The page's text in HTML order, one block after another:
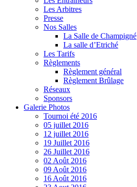
Les Arbitres
Presse
Nos Salles
La Salle de Champigné
La salle d’Etriché
Les Tarifs
Règlements
Règlement général
Règlement Brûlage
Réseaux
Sponsors
Galerie Photos
Tournoi été 2016
05 juillet 2016
12 juillet 2016
19 Juillet 2016
26 Juillet 2016
02 Août 2016
09 Août 2016
16 Août 2016